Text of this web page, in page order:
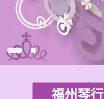
福州琴行